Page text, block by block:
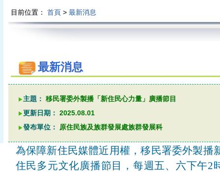
目前位置： 首頁> 最新消息
最新消息
主題： 移民署委外製播「新住民心力量」廣播節目
更新日期： 2025.08.01
發布單位：
原住民族及族群發展處族群發展科
為保障新住民媒體近用權，移民署委外製播
住民多元文化廣播節目，每週五、六下午2